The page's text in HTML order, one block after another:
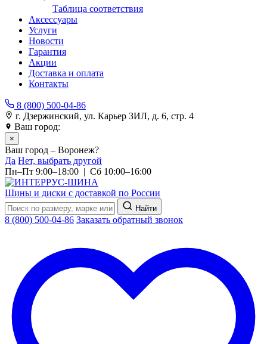
Таблица соответствия
Аксессуары
Услуги
Новости
Гарантия
Акции
Доставка и оплата
Контакты
8 (800) 500-04-86
г. Дзержинский, ул. Карьер ЗИЛ, д. 6, стр. 4
Ваш город:
×
Ваш город – Воронеж?
Да Нет, выбрать другой
Пн–Пт 9:00–18:00 | Сб 10:00–16:00
Шины и диски с доставкой по России
Найти
8 (800) 500-04-86 Заказать обратный звонок